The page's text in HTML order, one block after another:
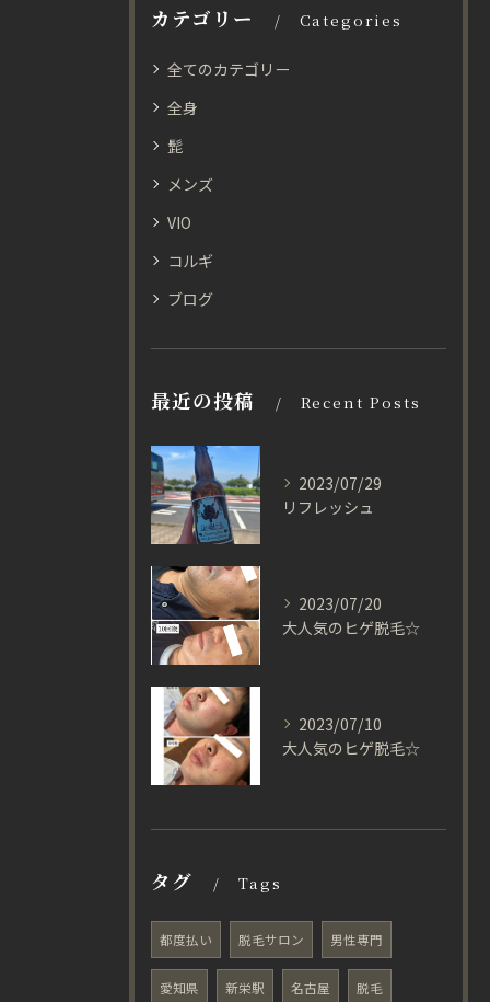
カテゴリー Categories
全てのカテゴリー
全身
髭
メンズ
VIO
コルギ
ブログ
最近の投稿 Recent Posts
2023/07/29
リフレッシュ
2023/07/20
大人気のヒゲ脱毛☆
2023/07/10
大人気のヒゲ脱毛☆
タグ Tags
都度払い 脱毛サロン 男性専門
愛知県 新栄駅 名古屋 脱毛